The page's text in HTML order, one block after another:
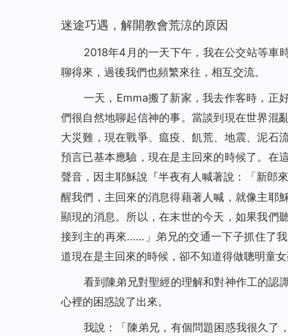
39 懷孕七個月的我，被綁架後……（有聲讀物）
擺脫網絡小說的誘惑，我正常了！（有聲讀物）
41 「主耶穌不守安息日」給我們帶來的啟發（有聲讀物）
信仰逼迫：帶上癱瘓丈夫去逃亡（有聲讀物）
44 孩子病危，是神讓他化險為夷（有聲讀物）
45 我們應該怎樣對待執政掌權的？（有聲讀物）
46 聖經的預言，我終於知道該怎麼對待了（有聲讀物）
47 當計劃趕不上變化時，你該怎麼辦（有聲讀物）
48 不會扶持幫助弟兄姊妹怎麼辦？這裡有三條實行路途
49 撒瑪利亞婦人的聰明之處（有聲讀物）
50 防備法利賽人和撒都該人的酵(有聲讀物)
51 埃提阿伯太監接受福音給我們的啟示（有聲讀物）
約拿為何被魚吞（有聲讀物）
53 我對「迦南婦人的信心」有了新的認識（有聲讀物）
為什麼只有彼得認出了主耶穌是基督？（有聲讀物）
迷途巧遇，解開教會荒涼的原因
2018年4月的一天下午，我在公交站等車
聊得來，過後我們也頻繁來往，相互交流。
一天，Emma搬了新家，我去作客時，正
們很自然地聊起信神的事。當談到現在世界混
大災難，現在戰爭、瘟疫、飢荒、地震、泥石
預言已基本應驗，現在是主回來的時候了。在
聲音，因主耶穌說『半夜有人喊著說：「新郎
醒我們，主回來的消息得藉著人喊，就像主耶
顯現的消息。所以，在末世的今天，如果我們
接到主的再來……」弟兄的交通一下子抓住了
道現在是主回來的時候，卻不知道得做聰明童
看到陳弟兄對聖經的理解和對神作工的認
心裡的困惑說了出來。
我說：「陳弟兄，有個問題困惑我很久了